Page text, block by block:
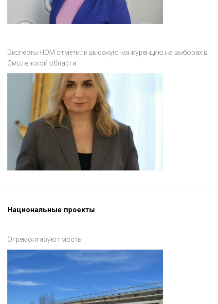
Эксперты НОМ отметили высокую конкуренцию на выборах в
Смоленской области
Национальные проекты
Отремонтируют мосты